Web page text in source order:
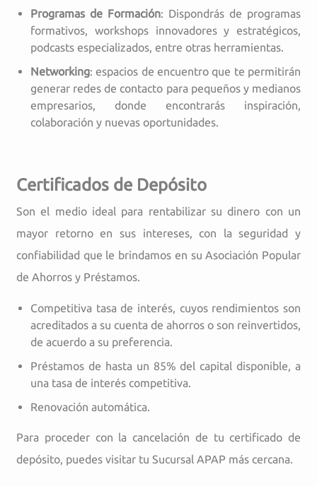
Programas de Formación: Dispondrás de programas
formativos, workshops innovadores y estratégicos,
podcasts especializados, entre otras herramientas.
Networking: espacios de encuentro que te permitirán
generar redes de contacto para pequeños y medianos
empresarios, donde encontrarás inspiración,
colaboración y nuevas oportunidades.
Certificados de Depósito
Son el medio ideal para rentabilizar su dinero con un
mayor retorno en sus intereses, con la seguridad y
confiabilidad que le brindamos en su Asociación Popular
de Ahorros y Préstamos.
Competitiva tasa de interés, cuyos rendimientos son
acreditados a su cuenta de ahorros o son reinvertidos,
de acuerdo a su preferencia.
Préstamos de hasta un 85% del capital disponible, a
una tasa de interés competitiva.
Renovación automática.
Para proceder con la cancelación de tu certificado de
depósito, puedes visitar tu Sucursal APAP más cercana.